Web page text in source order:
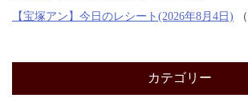
【宝塚アン】今日のレシート(2026年8月4日)
カテゴリー